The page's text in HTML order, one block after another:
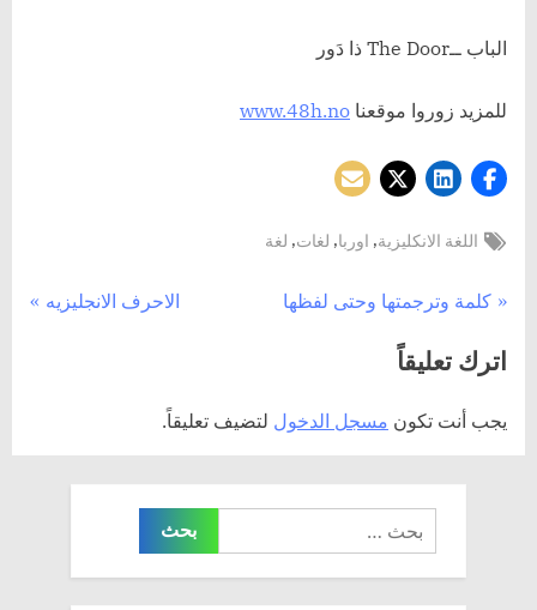
الباب ــThe Door ذا دَور
للمزيد زوروا موقعنا www.48h.no
Tags:
اللغة الانكليزية, اوربا, لغات, لغة
تصفّح
المقالات
P
e
i
كلمة وترجمتها وحتى لفظها
N
P
t
الاحرف الانجليزيه
اترك تعليقاً
يجب أنت تكون مسجل الدخول لتضيف تعليقاً.
البحث
عن: